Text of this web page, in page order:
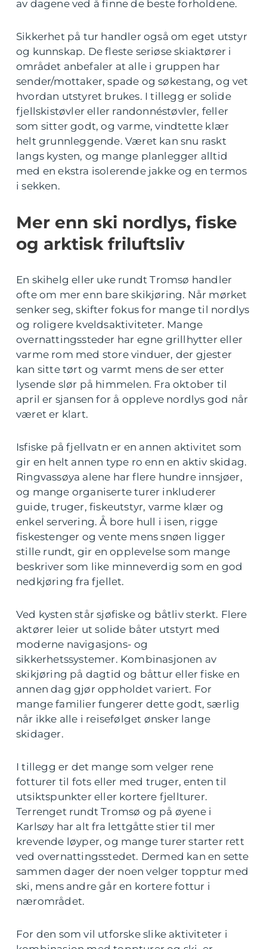
av dagene ved å finne de beste forholdene.
Sikkerhet på tur handler også om eget utstyr
og kunnskap. De fleste seriøse skiaktører i
området anbefaler at alle i gruppen har
sender/mottaker, spade og søkestang, og vet
hvordan utstyret brukes. I tillegg er solide
fjellskistøvler eller randonnéstøvler, feller
som sitter godt, og varme, vindtette klær
helt grunnleggende. Været kan snu raskt
langs kysten, og mange planlegger alltid
med en ekstra isolerende jakke og en termos
i sekken.
Mer enn ski nordlys, fiske
og arktisk friluftsliv
En skihelg eller uke rundt Tromsø handler
ofte om mer enn bare skikjøring. Når mørket
senker seg, skifter fokus for mange til nordlys
og roligere kveldsaktiviteter. Mange
overnattingssteder har egne grillhytter eller
varme rom med store vinduer, der gjester
kan sitte tørt og varmt mens de ser etter
lysende slør på himmelen. Fra oktober til
april er sjansen for å oppleve nordlys god når
været er klart.
Isfiske på fjellvatn er en annen aktivitet som
gir en helt annen type ro enn en aktiv skidag.
Ringvassøya alene har flere hundre innsjøer,
og mange organiserte turer inkluderer
guide, truger, fiskeutstyr, varme klær og
enkel servering. Å bore hull i isen, rigge
fiskestenger og vente mens snøen ligger
stille rundt, gir en opplevelse som mange
beskriver som like minneverdig som en god
nedkjøring fra fjellet.
Ved kysten står sjøfiske og båtliv sterkt. Flere
aktører leier ut solide båter utstyrt med
moderne navigasjons- og
sikkerhetssystemer. Kombinasjonen av
skikjøring på dagtid og båttur eller fiske en
annen dag gjør oppholdet variert. For
mange familier fungerer dette godt, særlig
når ikke alle i reisefølget ønsker lange
skidager.
I tillegg er det mange som velger rene
fotturer til fots eller med truger, enten til
utsiktspunkter eller kortere fjellturer.
Terrenget rundt Tromsø og på øyene i
Karlsøy har alt fra lettgåtte stier til mer
krevende løyper, og mange turer starter rett
ved overnattingsstedet. Dermed kan en sette
sammen dager der noen velger topptur med
ski, mens andre går en kortere fottur i
nærområdet.
For den som vil utforske slike aktiviteter i